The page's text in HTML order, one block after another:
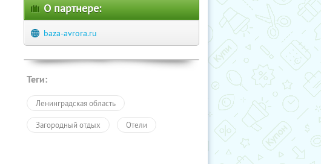
О партнере:
baza-avrora.ru
Теги:
Ленинградская область
Загородный отдых Отели